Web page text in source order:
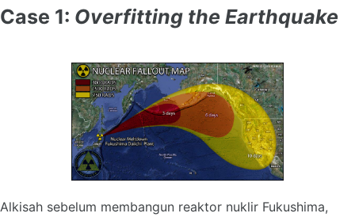
Case 1: Overfitting the Earthquake
Alkisah sebelum membangun reaktor nuklir Fukushima,